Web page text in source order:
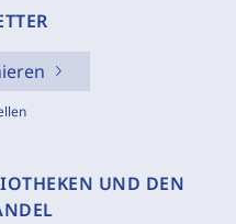
UND DEN